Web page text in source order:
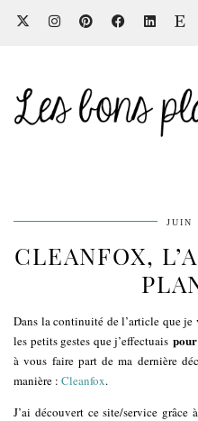
JUIN
CLEANFOX,
Dans la continuité de l’article que
les petits gestes que j’effectuais
à vous faire part de ma dernière
manière : Cleanfox.
J’ai découvert ce site/service